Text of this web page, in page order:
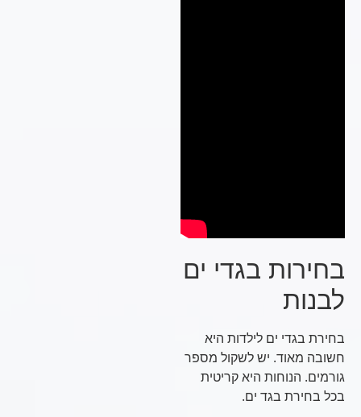
בחירות בגדי ים
לבנות
בחירת בגדי ים לילדות היא
חשובה מאוד. יש לשקול מספר
גורמים. הנוחות היא קריטית
בכל בחירת בגד ים.